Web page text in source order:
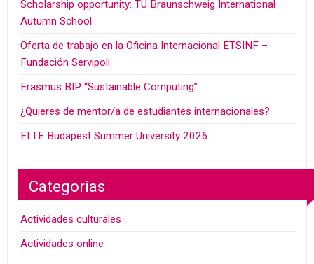
Scholarship opportunity: TU Braunschweig International
Autumn School
Oferta de trabajo en la Oficina Internacional ETSINF –
Fundación Servipoli
Erasmus BIP “Sustainable Computing”
¿Quieres de mentor/a de estudiantes internacionales?
ELTE Budapest Summer University 2026
Categorias
Actividades culturales
Actividades online